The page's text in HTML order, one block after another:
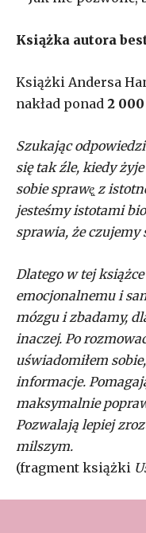
Książka autora
Książki Andersa
nakład ponad 2
Szukając
się tak źle, kiedy
sobie sprawę̨ z
jesteśmy istotami
sprawia, że czujemy
Dlatego w tej
emocjonalnemu i
mózgu i zbadamy,
inaczej. Po
uświadomiłem
informacje.
maksymalnie
Pozwalają lepiej
milszym.
(fragment książki